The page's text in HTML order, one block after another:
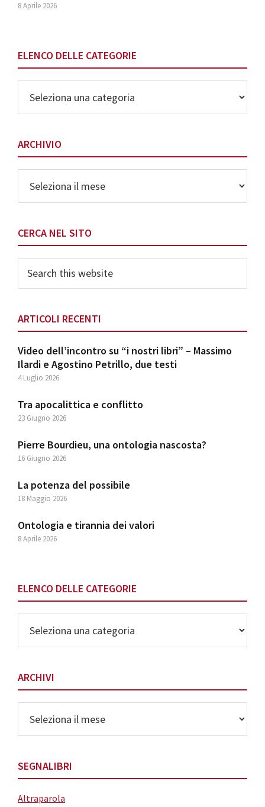
8 Aprile 2026
ELENCO DELLE CATEGORIE
delle
Categorie
ARCHIVIO
CERCA NEL SITO
this
ARTICOLI RECENTI
Video dell’incontro su “i nostri libri” – Massimo
Ilardi e Agostino Petrillo, due testi
4 Luglio 2026
Tra apocalittica e conflitto
23 Giugno 2026
Pierre Bourdieu, una ontologia nascosta?
16 Giugno 2026
La potenza del possibile
18 Maggio 2026
Ontologia e tirannia dei valori
8 Aprile 2026
ELENCO DELLE CATEGORIE
delle
Categorie
ARCHIVI
SEGNALIBRI
Altraparola